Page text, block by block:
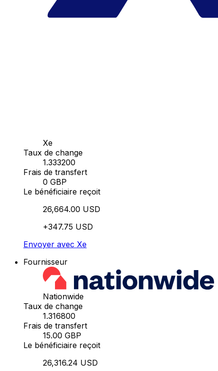
Xe
Taux de change
1.333200
Frais de transfert
0 GBP
Le bénéficiaire reçoit
26,664.00 USD
+347.75 USD
Envoyer avec Xe
Fournisseur
Nationwide
Taux de change
1.316800
Frais de transfert
15.00 GBP
Le bénéficiaire reçoit
26,316.24 USD